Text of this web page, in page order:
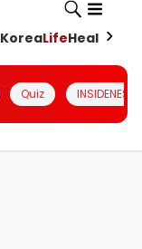
KoreaLifeHealth
Quiz INSIDENESIA